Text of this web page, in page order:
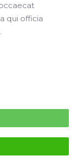
qui officia